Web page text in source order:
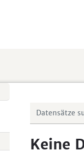
Keine